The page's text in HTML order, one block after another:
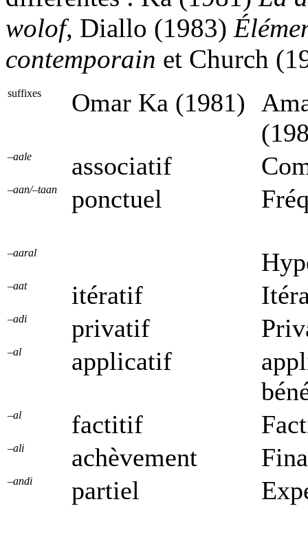
wolof, Diallo (1983)
contemporain et Church
suffixes Omar Ka (1981)
–aale associatif
–aan/–taan ponctuel
–aaral
–aat itératif
–adi privatif
–al applicatif
–al factitif
–ali achèvement
–andi partiel